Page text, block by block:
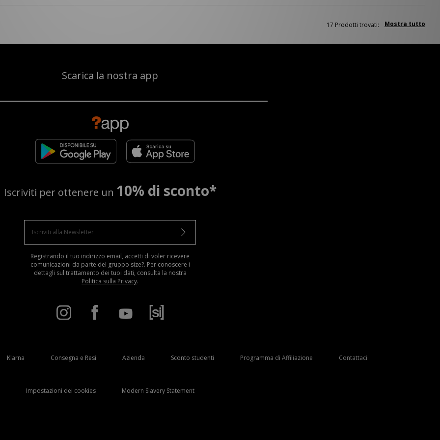
Mostra tutto
17 Prodotti trovati:
Scarica la nostra app
Iscriviti per ottenere un 10% di sconto*
Registrando il tuo indirizzo email, accetti di voler ricevere
comunicazioni da parte del gruppo size?. Per conoscere i
dettagli sul trattamento dei tuoi dati, consulta la nostra
Politica sulla Privacy.
Klarna Consegna e Resi Azienda Sconto studenti Programma di Affiliazione Contattaci
Impostazioni dei cookies Modern Slavery Statement